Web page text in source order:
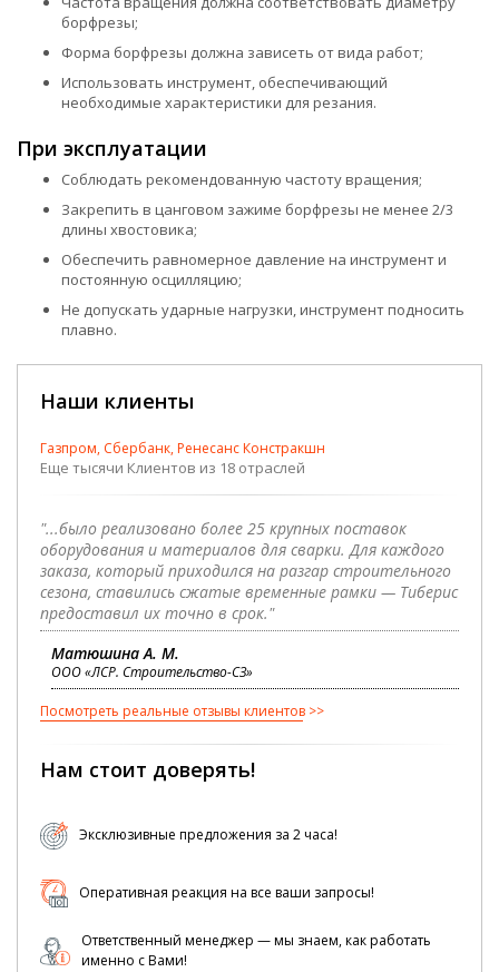
борфрезы;
Форма борфрезы должна зависеть от вида работ;
Использовать инструмент, обеспечивающий
необходимые характеристики для резания.
При эксплуатации
Соблюдать рекомендованную частоту вращения;
Закрепить в цанговом зажиме борфрезы не менее 2/3
длины хвостовика;
Обеспечить равномерное давление на инструмент и
постоянную осцилляцию;
Не допускать ударные нагрузки, инструмент подносить
плавно.
Наши клиенты
Газпром, Сбербанк, Ренесанс Констракшн
Еще тысячи Клиентов из 18 отраслей
"...было реализовано более 25 крупных поставок
оборудования и материалов для сварки. Для каждого
заказа, который приходился на разгар строительного
сезона, ставились сжатые временные рамки — Тиберис
предоставил их точно в срок."
Матюшина А. М.
ООО «ЛСР. Строительство-СЗ»
Посмотреть реальные отзывы клиентов
Нам стоит доверять!
Эксклюзивные предложения за 2 часа!
Оперативная реакция на все ваши запросы!
Ответственный менеджер — мы знаем, как работать
именно с Вами!